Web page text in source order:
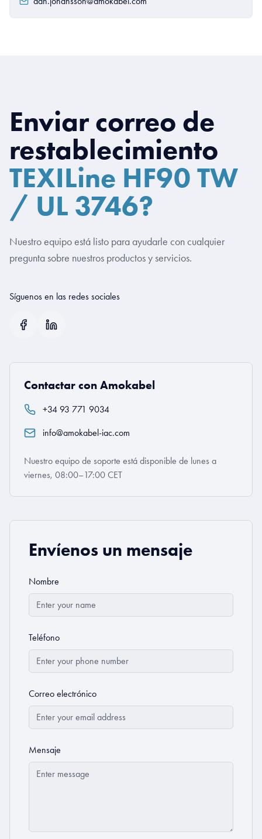
Enviar correo de
restablecimiento
TEXILine HF90 TW
/ UL 3746?
Nuestro equipo está listo para ayudarle con cualquier
pregunta sobre nuestros productos y servicios.
Síguenos en las redes sociales
Contactar con Amokabel
+34 93 771 9034
info@amokabel-iac.com
Nuestro equipo de soporte está disponible de lunes a
viernes, 08:00–17:00 CET
Envíenos un mensaje
Nombre
Teléfono
Correo electrónico
Mensaje